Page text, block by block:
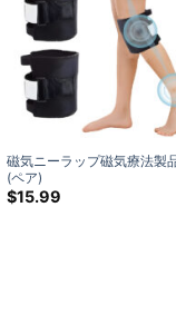
磁気ニーラップ磁気療法製
(ペア)
$15.99